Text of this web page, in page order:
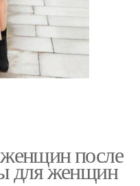
после
для женщин